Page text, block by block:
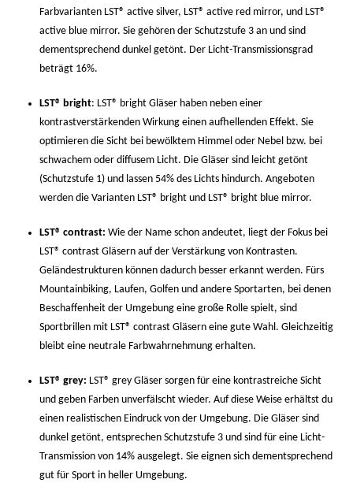
Farbvarianten LST® active silver, LST® active red mirror, und LST®
active blue mirror. Sie gehören der Schutzstufe 3 an und sind
dementsprechend dunkel getönt. Der Licht-Transmissionsgrad
beträgt 16%.
LST® bright: LST® bright Gläser haben neben einer
kontrastverstärkenden Wirkung einen aufhellenden Effekt. Sie
optimieren die Sicht bei bewölktem Himmel oder Nebel bzw. bei
schwachem oder diffusem Licht. Die Gläser sind leicht getönt
(Schutzstufe 1) und lassen 54% des Lichts hindurch. Angeboten
werden die Varianten LST® bright und LST® bright blue mirror.
LST® contrast: Wie der Name schon andeutet, liegt der Fokus bei
LST® contrast Gläsern auf der Verstärkung von Kontrasten.
Geländestrukturen können dadurch besser erkannt werden. Fürs
Mountainbiking, Laufen, Golfen und andere Sportarten, bei denen
Beschaffenheit der Umgebung eine große Rolle spielt, sind
Sportbrillen mit LST® contrast Gläsern eine gute Wahl. Gleichzeitig
bleibt eine neutrale Farbwahrnehmung erhalten.
LST® grey: LST® grey Gläser sorgen für eine kontrastreiche Sicht
und geben Farben unverfälscht wieder. Auf diese Weise erhältst du
einen realistischen Eindruck von der Umgebung. Die Gläser sind
dunkel getönt, entsprechen Schutzstufe 3 und sind für eine Licht-
Transmission von 14% ausgelegt. Sie eignen sich dementsprechend
gut für Sport in heller Umgebung.